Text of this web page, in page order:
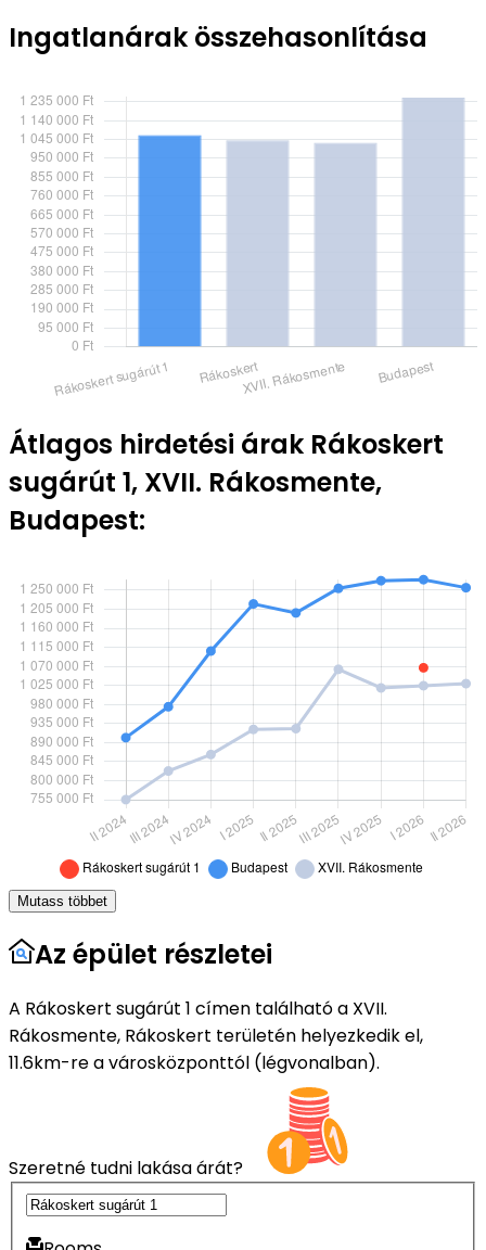
Ingatlanárak összehasonlítása
Átlagos hirdetési árak Rákoskert
sugárút 1, XVII. Rákosmente,
Budapest:
Mutass többet
Az épület részletei
A Rákoskert sugárút 1 címen található a XVII.
Rákosmente, Rákoskert területén helyezkedik el,
11.6km-re a városközponttól (légvonalban).
Szeretné tudni lakása árát?